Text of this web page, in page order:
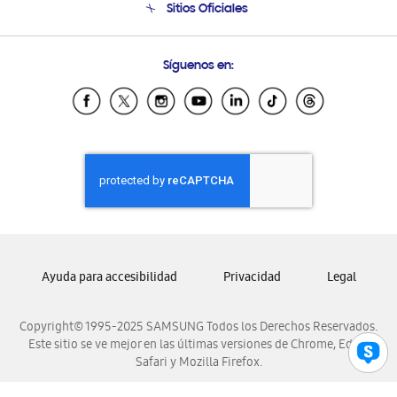
Condiciones de Compra
Soporte vía eMail
Sitios Oficiales
Samsung Ecuador
Samsung El Salvador
Samsung Honduras
Samsung Nicaragua
Samsung Panamá
Samsung Venezuela
Síguenos en:
Copyright© 1995-2025 SAMSUNG Todos los Derechos Reservados.
Este sitio se ve mejor en las últimas versiones de Chrome, Edge,
Safari y Mozilla Firefox.
Ayuda para accesibilidad Privacidad Legal